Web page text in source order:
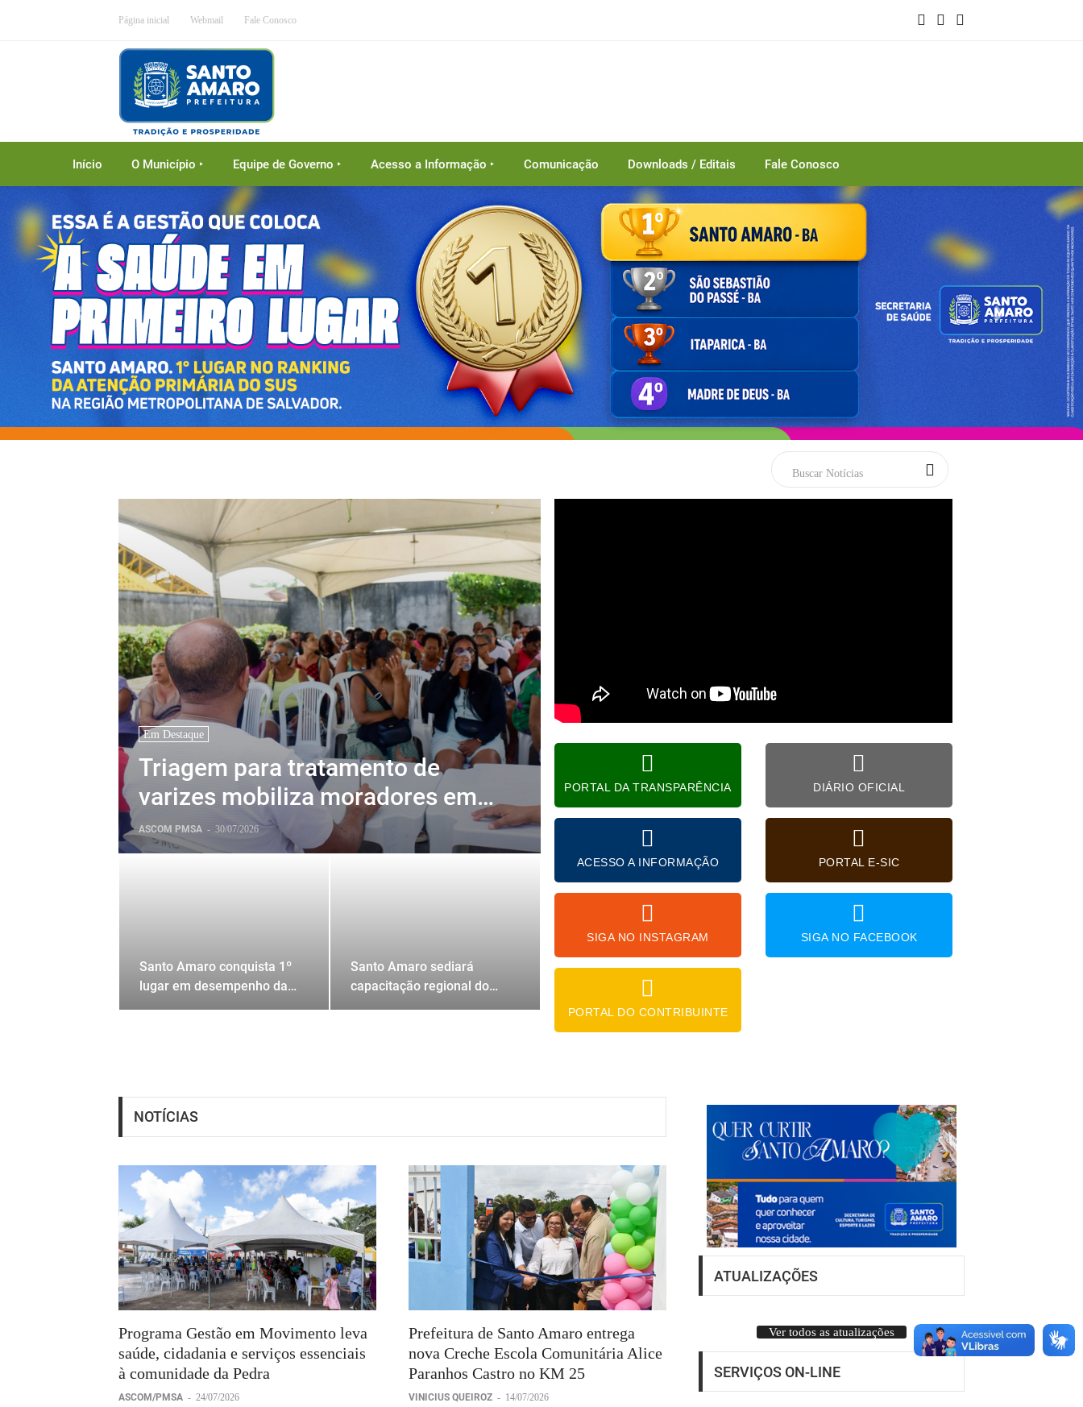
Página inicial Webmail Fale Conosco
Início O Município ‣ Equipe de Governo ‣ Acesso a Informação ‣ Comunicação Downloads / Editais Fale Conosco
Previous Next
Em Destaque
Triagem para tratamento de
varizes mobiliza moradores em
Santo Amaro.
ASCOM PMSA - 30/07/2026
Santo Amaro conquista 1º
lugar em desempenho da
Santo Amaro sediará
capacitação regional do
PORTAL DA TRANSPARÊNCIA DIÁRIO OFICIAL
ACESSO A INFORMAÇÃO PORTAL E-SIC
SIGA NO INSTAGRAM SIGA NO FACEBOOK
PORTAL DO CONTRIBUINTE
NOTÍCIAS
Programa Gestão em Movimento leva
saúde, cidadania e serviços essenciais
à comunidade da Pedra
ASCOM/PMSA - 24/07/2026
Prefeitura de Santo Amaro entrega
nova Creche Escola Comunitária Alice
Paranhos Castro no KM 25
VINICIUS QUEIROZ - 14/07/2026
ATUALIZAÇÕES
Ver todos as atualizações
SERVIÇOS ON-LINE